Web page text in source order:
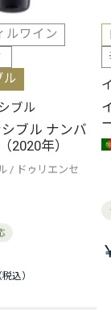
ルワイン
ル
ブル
ブル ナンバ
2020年）
ドゥリエンセ